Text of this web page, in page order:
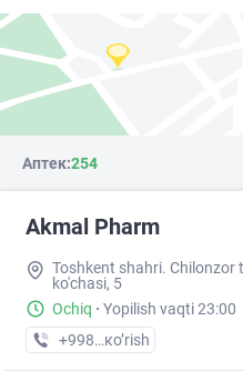
Аптек:254
Akmal Pharm
Toshkent shahri. Chilonzor
ko'chasi, 5
Ochiq · Yopilish vaqti 23:00
+998 (99) XXX-XX-XX
кo’rish